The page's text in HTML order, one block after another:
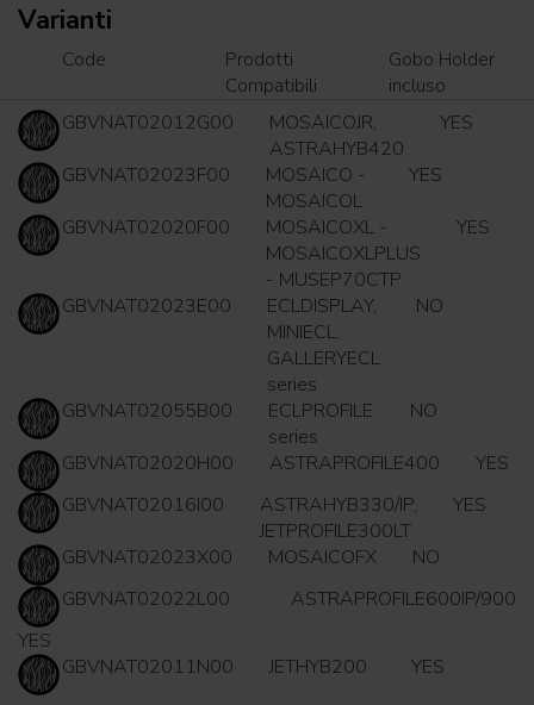
Varianti
Code
Prodotti
Compatibili
Gobo Holder
incluso
GBVNAT02012G00
MOSAICOJR,
ASTRAHYB420
YES
GBVNAT02023F00
MOSAICO -
MOSAICOL
YES
GBVNAT02020F00
MOSAICOXL -
MOSAICOXLPLUS
- MUSEP70CTP
YES
GBVNAT02023E00
ECLDISPLAY,
MINIECL,
GALLERYECL
series
NO
GBVNAT02055B00
ECLPROFILE
series
NO
GBVNAT02020H00
ASTRAPROFILE400
YES
GBVNAT02016I00
ASTRAHYB330/IP,
JETPROFILE300LT
YES
GBVNAT02023X00
MOSAICOFX
NO
GBVNAT02022L00
ASTRAPROFILE600IP/900
YES
GBVNAT02011N00
JETHYB200 YES